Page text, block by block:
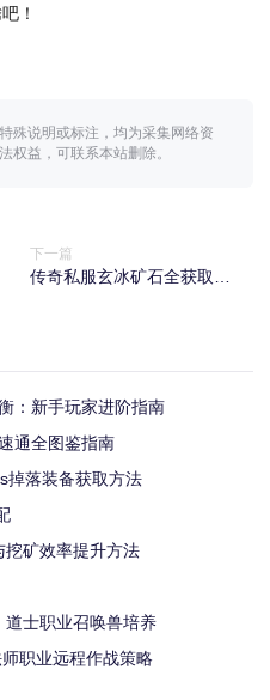
！
殊说明或标注，均为采集网络资
权益，可联系本站删除。
下一篇
传奇私服玄冰矿石全获取途
：新手玩家进阶指南
通全图鉴指南
掉落装备获取方法
矿效率提升方法
士职业召唤兽培养
职业远程作战策略